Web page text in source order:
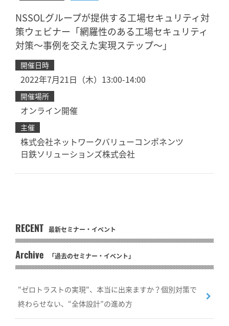
NSSOLグループが提供する工場セキュリティ対
策ウェビナー「網羅性のある工場セキュリティ
対策～事例を交えた実現ステップ～」
開催日時
2022年7月21日（木）13:00-14:00
開催場所
オンライン開催
主催
株式会社ネットワークバリューコンポネンツ
日鉄ソリューションズ株式会社
RECENT 最新セミナー・イベント
Archive 「過去のセミナー・イベント」
"ゼロトラストの実現"、本当に出来ますか？個別対策で
終わらせない、“全体設計”の進め方